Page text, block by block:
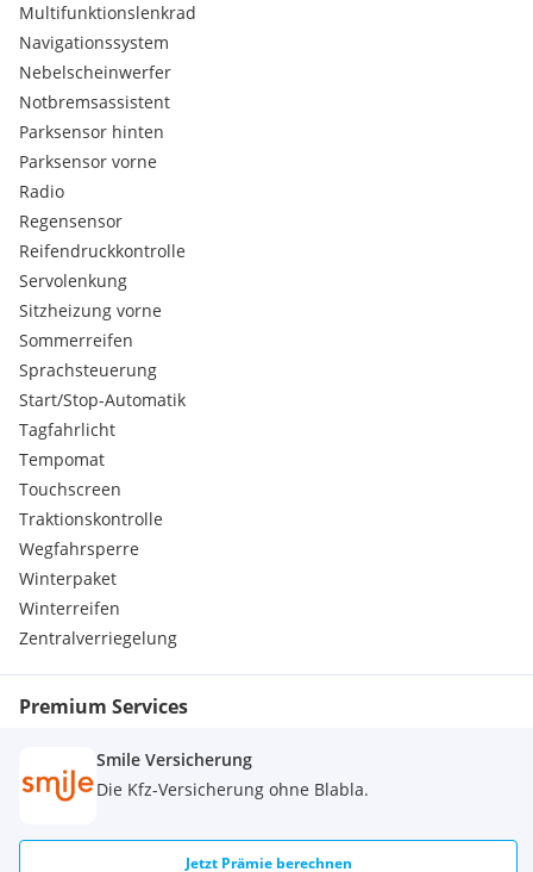
Multifunktionslenkrad
Navigationssystem
Nebelscheinwerfer
Notbremsassistent
Parksensor hinten
Parksensor vorne
Radio
Regensensor
Reifendruckkontrolle
Servolenkung
Sitzheizung vorne
Sommerreifen
Sprachsteuerung
Start/Stop-Automatik
Tagfahrlicht
Tempomat
Touchscreen
Traktionskontrolle
Wegfahrsperre
Winterpaket
Winterreifen
Zentralverriegelung
Premium Services
Smile Versicherung
Die Kfz-Versicherung ohne Blabla.
Jetzt Prämie berechnen